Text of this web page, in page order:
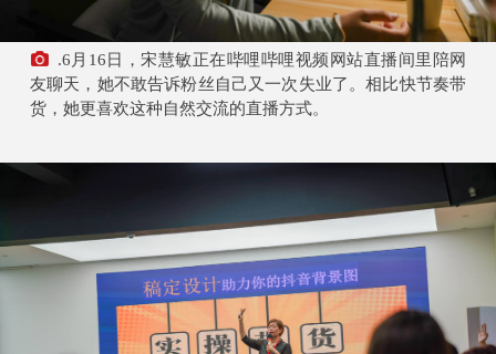
.6月16日，宋慧敏正在哔哩哔哩视频网站直播间里陪网
友聊天，她不敢告诉粉丝自己又一次失业了。相比快节奏带
货，她更喜欢这种自然交流的直播方式。